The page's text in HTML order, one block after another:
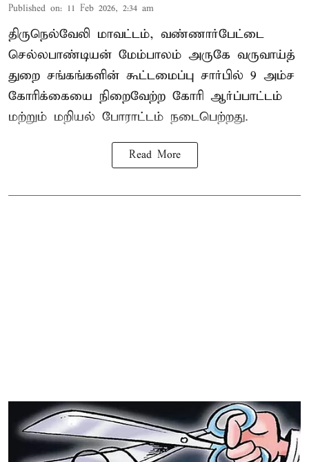
Published on: 11 Feb 2026, 2:34 am
திருநெல்வேலி மாவட்டம், வண்ணார்பேட்டை
செல்லபாண்டியன் மேம்பாலம் அருகே வருவாய்த்
துறை சங்கங்களின் கூட்டமைப்பு சார்பில் 9 அம்ச
கோரிக்கையை நிறைவேற்ற கோரி ஆர்ப்பாட்டம்
மற்றும் மறியல் போராட்டம் நடைபெற்றது.
Read More